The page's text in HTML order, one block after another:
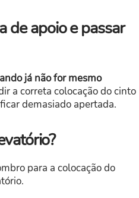
de apoio e passar
já não for mesmo
a correta colocação do cinto
demasiado apertada.
para a colocação do